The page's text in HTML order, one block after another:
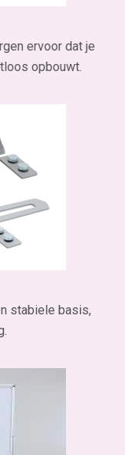
ervoor dat je
opbouwt.
stabiele basis,